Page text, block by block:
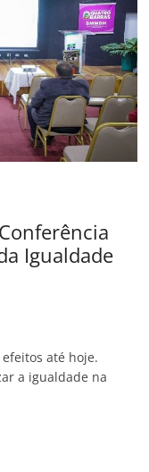
Igualdade
até hoje.
a igualdade na